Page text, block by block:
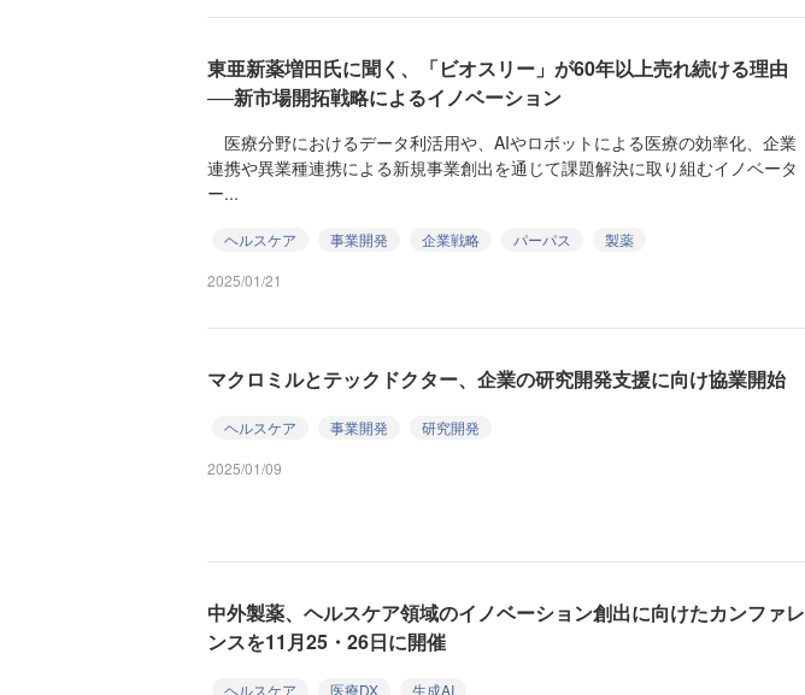
東亜新薬増田氏に聞く、「ビオスリー」が60年以上売れ続ける理由
──新市場開拓戦略によるイノベーション
医療分野におけるデータ利活用や、AIやロボットによる医療の効率化、企業
連携や異業種連携による新規事業創出を通じて課題解決に取り組むイノベータ
ー...
ヘルスケア 事業開発 企業戦略 パーパス
製薬
2025/01/21
マクロミルとテックドクター、企業の研究開発支援に向け協業開始
ヘルスケア 事業開発
研究開発
2025/01/09
中外製薬、ヘルスケア領域のイノベーション創出に向けたカンファレ
ンスを11月25・26日に開催
ヘルスケア 医療DX
生成AI